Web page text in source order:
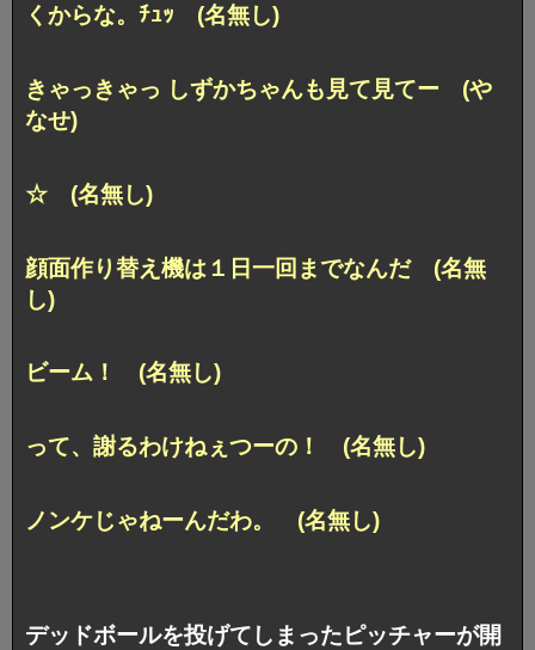
くからな。ﾁｭｯ (名無し)
きゃっきゃっ しずかちゃんも見て見てー (や
なせ)
☆ (名無し)
顔面作り替え機は１日一回までなんだ (名無
し)
ビーム！ (名無し)
って、謝るわけねぇつーの！ (名無し)
ノンケじゃねーんだわ。 (名無し)
デッドボールを投げてしまったピッチャーが開